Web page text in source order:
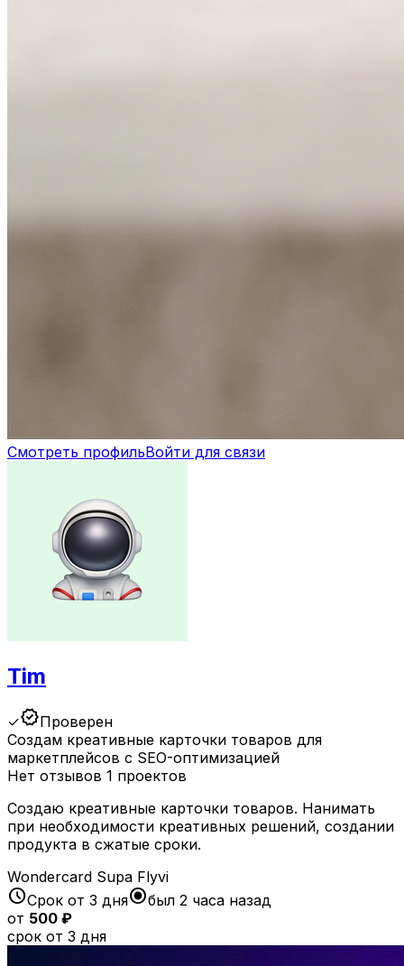
Смотреть профильВойти для связи
Tim
✓verifiedПроверен
Создам креативные карточки товаров для
маркетплейсов с SEO-оптимизацией
Нет отзывов 1 проектов
Создаю креативные карточки товаров. Нанимать
при необходимости креативных решений, создании
продукта в сжатые сроки.
Wondercard Supa Flyvi
scheduleСрок от 3 дняradio_button_checkedбыл 2 часа назад
от 500 ₽
срок от 3 дня